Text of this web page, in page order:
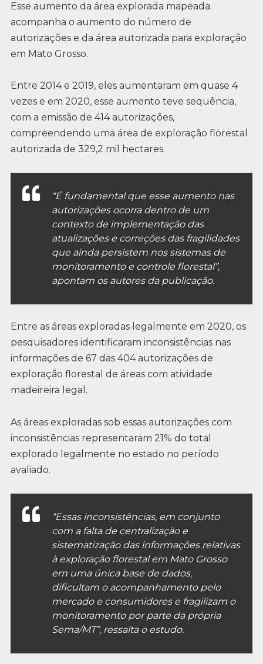
Esse aumento da área explorada mapeada
acompanha o aumento do número de
autorizações e da área autorizada para exploração
em Mato Grosso.
Entre 2014 e 2019, eles aumentaram em quase 4
vezes e em 2020, esse aumento teve sequência,
com a emissão de 414 autorizações,
compreendendo uma área de exploração florestal
autorizada de 329,2 mil hectares.
“É fundamental que esse aumento nas
autorizações ocorra dentro de um
contexto de implementação das
atualizações e correções das fragilidades
que ainda persistem nos sistemas de
monitoramento e controle florestal”,
apontam os autores da publicação.
Entre as áreas exploradas legalmente em 2020, os
pesquisadores identificaram inconsistências nas
informações de 67 das 404 autorizações de
exploração florestal de áreas com atividade
madeireira legal.
As áreas exploradas sob essas autorizações com
inconsistências representaram 21% do total
explorado legalmente no estado no período
avaliado.
“Essas inconsistências, em conjunto
com a falta de centralização e
sistematização das informações relativas
à exploração florestal em Mato Grosso
em uma única base de dados,
dificultam o acompanhamento pelo
mercado e consumidores e fragilizam o
monitoramento por parte da própria
Sema/MT”, ressalta o estudo.